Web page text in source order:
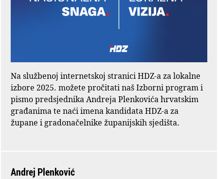
Na službenoj internetskoj stranici HDZ-a za lokalne
izbore 2025. možete pročitati naš Izborni program i
pismo predsjednika Andreja Plenkovića hrvatskim
građanima te naći imena kandidata HDZ-a za
župane i gradonačelnike županijskih sjedišta.
Andrej Plenković